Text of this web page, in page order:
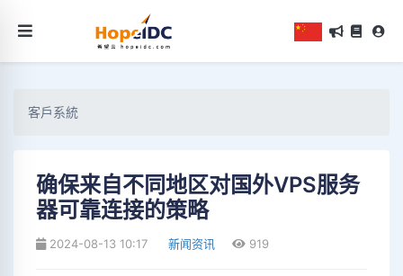
客戶系統
确保来自不同地区对国外VPS服务
器可靠连接的策略
2024-08-13 10:17 新闻资讯 919